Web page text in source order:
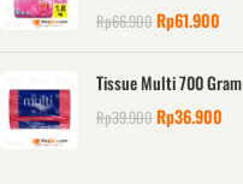
Rp66.900Rp61.900
Tissue Multi 700 Gram
Rp39.900Rp36.900